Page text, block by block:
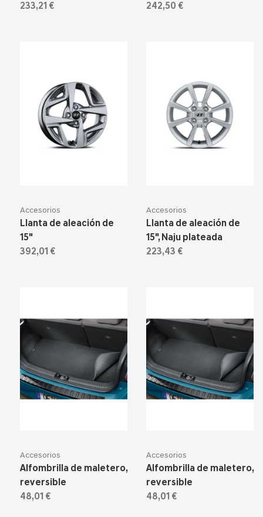
233,21 €
242,50 €
Accesorios
Llanta de aleación de
15"
392,01 €
Accesorios
Llanta de aleación de
15", Naju plateada
223,43 €
Accesorios
Alfombrilla de maletero,
reversible
48,01 €
Accesorios
Alfombrilla de maletero,
reversible
48,01 €